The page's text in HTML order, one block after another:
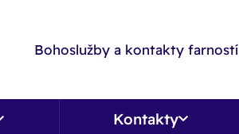
Kontakty
Bohoslužby a kontakty farností